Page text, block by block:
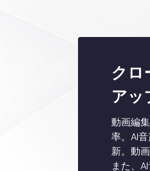
クロ
アッ
動画編
率。AI
新。動
また、